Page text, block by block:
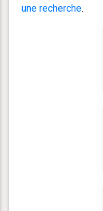
une recherche.